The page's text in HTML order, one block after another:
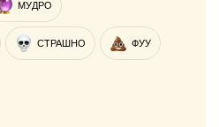
МУДРО
СТРАШНО ФУУ